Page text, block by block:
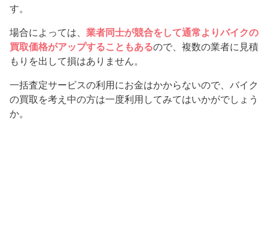
す。
場合によっては、 業者同士が競合をして通常よりバイクの
買取価格がアップすることもあるので、複数の業者に見積
もりを出して損はありません。
一括査定サービスの利用にお金はかからないので、バイク
の買取を考え中の方は一度利用してみてはいかがでしょう
か。